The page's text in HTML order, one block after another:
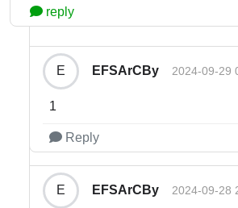
reply
E EFSArCBy 2024-09-29
1
Reply
E EFSArCBy 2024-09-28